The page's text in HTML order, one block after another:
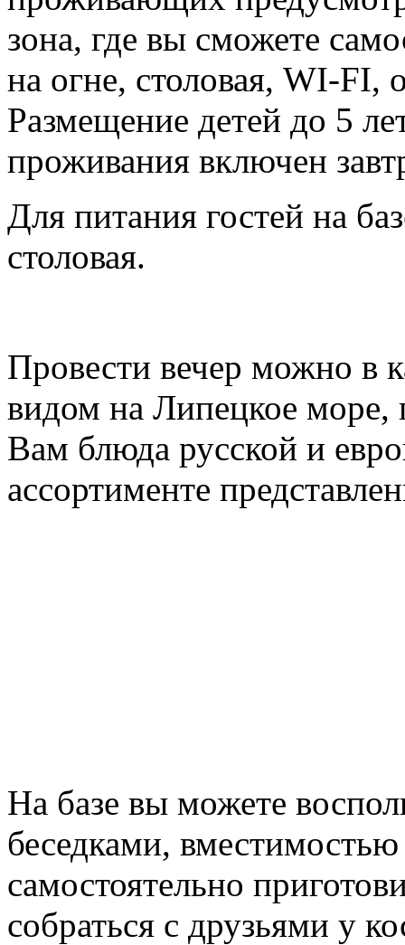
зона, где вы сможете
на огне, столовая, WI-FI,
Размещение детей до 5
проживания включен
Для питания гостей на
столовая.
Провести вечер можно в
видом на Липецкое море,
Вам блюда русской и
ассортименте
На базе вы можете
беседками,
самостоятельно
собраться с друзьями у